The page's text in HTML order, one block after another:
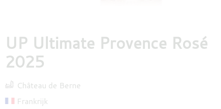
UP Ultimate Provence Rosé
2025
Château de Berne
Frankrijk